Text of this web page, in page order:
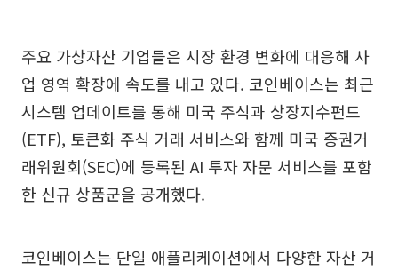
주요 가상자산 기업들은 시장 환경 변화에 대응해 사
업 영역 확장에 속도를 내고 있다. 코인베이스는 최근
시스템 업데이트를 통해 미국 주식과 상장지수펀드
(ETF), 토큰화 주식 거래 서비스와 함께 미국 증권거
래위원회(SEC)에 등록된 AI 투자 자문 서비스를 포함
한 신규 상품군을 공개했다.
코인베이스는 단일 애플리케이션에서 다양한 자산 거